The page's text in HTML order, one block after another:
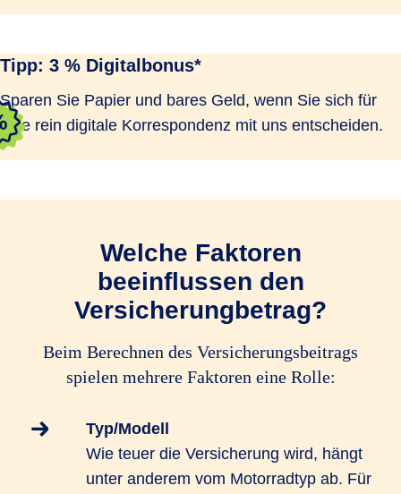
Tipp: 3 % Digitalbonus*
Sparen Sie Papier und bares Geld, wenn Sie sich für
eine rein digitale Korrespondenz mit uns entscheiden.
Welche Faktoren
beeinflussen den
Versicherungbetrag?
Beim Berechnen des Versicherungsbeitrags
spielen mehrere Faktoren eine Rolle:
Typ/Modell
Wie teuer die Versicherung wird, hängt
unter anderem vom Motorradtyp ab. Für